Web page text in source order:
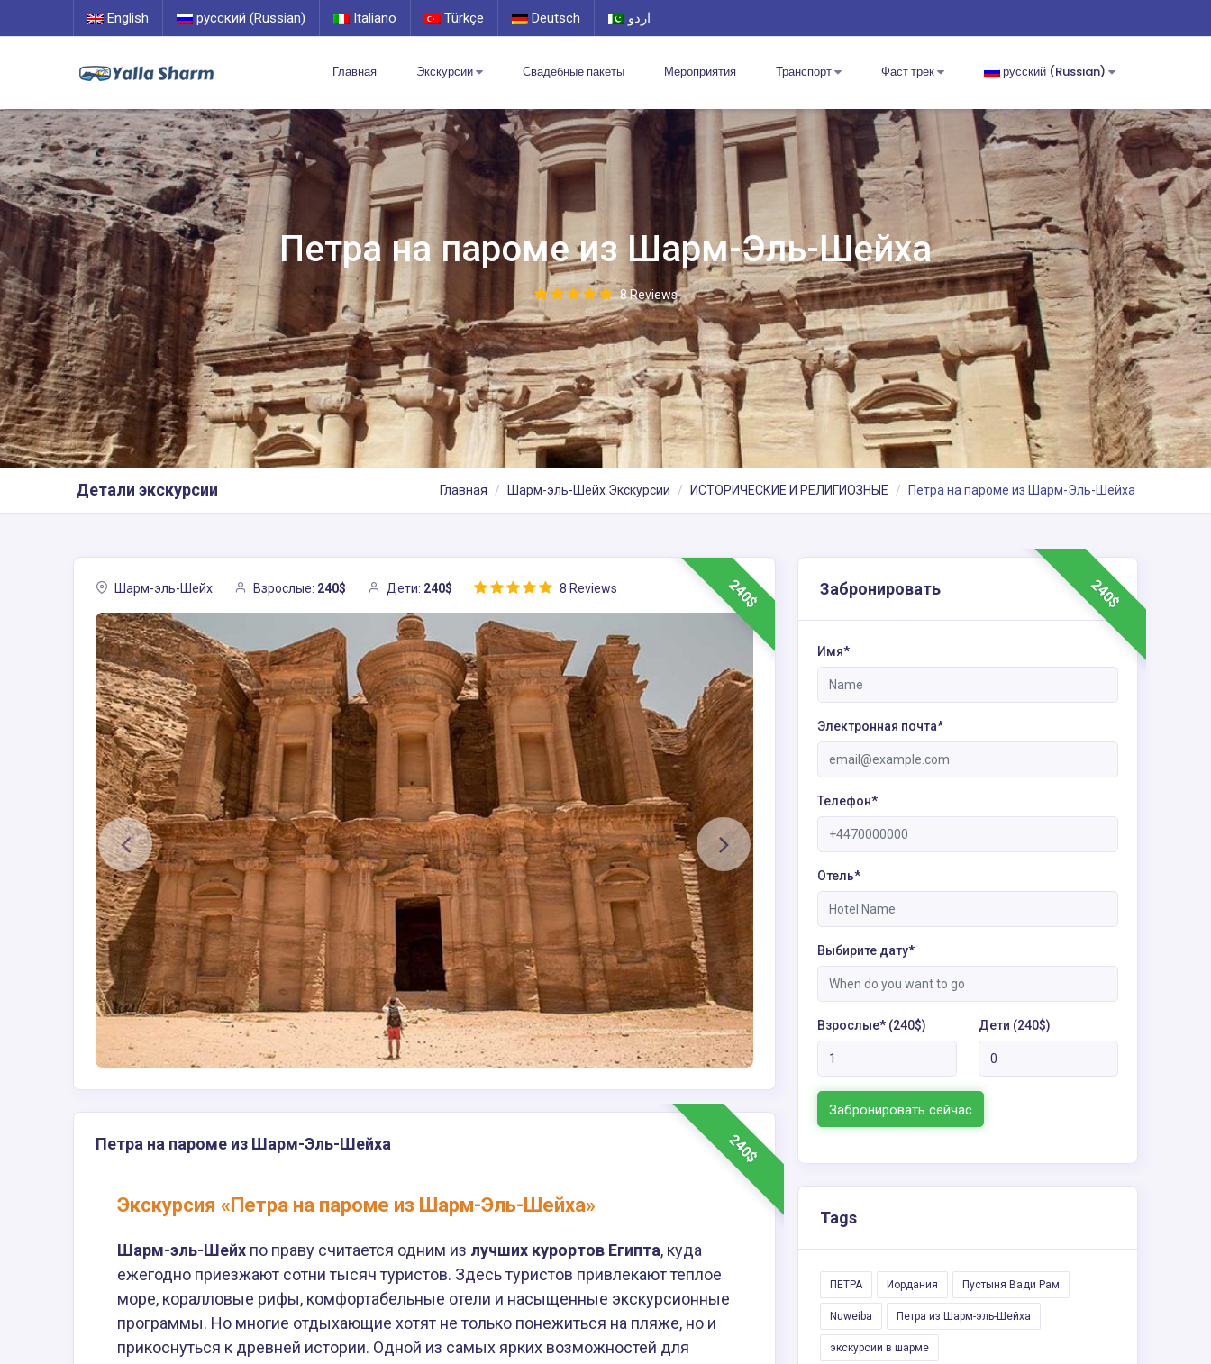
English русский (Russian) Italiano Türkçe Deutsch اردو
Главная Экскурсии Свадебные пакеты Мероприятия Транспорт Фаст трек русский (Russian)
Петра на пароме из Шарм-Эль-Шейха
8 Reviews
Детали экскурсии Главная Шарм-эль-Шейх Экскурсии ИСТОРИЧЕСКИЕ И РЕЛИГИОЗНЫЕ Петра на пароме из Шарм-Эль-Шейха
240$
Шарм-эль-Шейх Взрослые: 240$ Дети: 240$ 8 Reviews
240$
Петра на пароме из Шарм-Эль-Шейха
Экскурсия «Петра на пароме из Шарм-Эль-Шейха»
Шарм-эль-Шейх по праву считается одним из лучших курортов Египта, куда
ежегодно приезжают сотни тысяч туристов. Здесь туристов привлекают теплое
море, коралловые рифы, комфортабельные отели и насыщенные экскурсионные
программы. Но многие отдыхающие хотят не только понежиться на пляже, но и
прикоснуться к древней истории. Одной из самых ярких возможностей для
240$
Забронировать
Имя*
Электронная почта*
Телефон*
Отель*
Выбирите дату*
Взрослые* (240$) Дети (240$)
Забронировать сейчас
Tags
ПЕТРА Иордания Пустыня Вади Рам
Nuweiba Петра из Шарм-эль-Шейха
экскурсии в шарме